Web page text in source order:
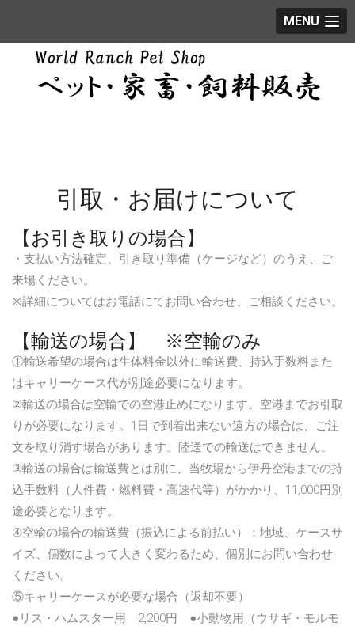
MENU
引取・お届けについて
【お引き取りの場合】
・支払い方法確定、引き取り準備（ケージなど）のうえ、ご
来場ください。
※詳細についてはお電話にてお問い合わせ、ご相談ください。
【輸送の場合】 ※空輸のみ
①輸送希望の場合は生体料金以外に輸送費、持込手数料また
はキャリーケース代が別途必要になります。
②輸送の場合は空輸での空港止めになります。空港までお引取
りが必要になります。1日で到着出来ない遠方の場合は、ご注
文を取り消す場合があります。陸送での輸送はできません。
③輸送の場合は輸送費とは別に、当牧場から伊丹空港までの持
込手数料（人件費・燃料費・高速代等）がかかり、11,000円別
途必要となります。
④空輸の場合の輸送費（振込による前払い）：地域、ケースサ
イズ、個数によって大きく変わるため、個別にお問い合わせ
ください。
⑤キャリーケースが必要な場合（返却不要）
●リス・ハムスター用 2,200円 ●小動物用（ウサギ・モルモ